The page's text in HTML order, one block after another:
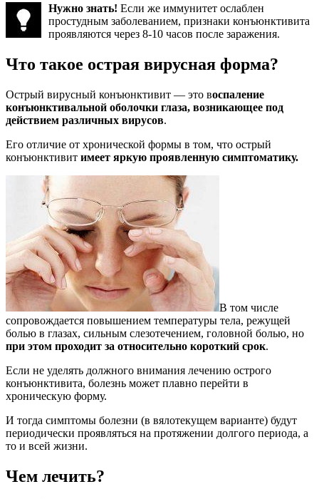
Нужно знать! Если же иммунитет ослаблен
простудным заболеванием, признаки конъюнктивита
проявляются через 8-10 часов после заражения.
Что такое острая вирусная форма?
Острый вирусный конъюнктивит — это воспаление
конъюнктивальной оболочки глаза, возникающее под
действием различных вирусов.
Его отличие от хронической формы в том, что острый
конъюнктивит имеет яркую проявленную симптоматику.
В том числе
сопровождается повышением температуры тела, режущей
болью в глазах, сильным слезотечением, головной болью, но
при этом проходит за относительно короткий срок.
Если не уделять должного внимания лечению острого
конъюнктивита, болезнь может плавно перейти в
хроническую форму.
И тогда симптомы болезни (в вялотекущем варианте) будут
периодически проявляться на протяжении долгого периода, а
то и всей жизни.
Чем лечить?